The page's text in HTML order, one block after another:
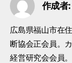
o
o
k
e
r
作成者
広島県福山市在
断協会正会員。
経営研究会会員。